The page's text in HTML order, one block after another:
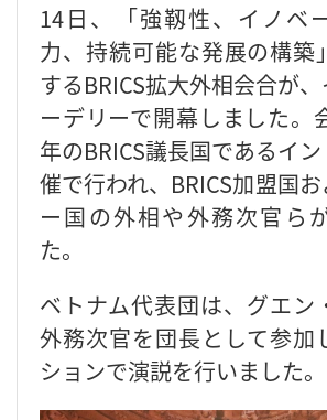
14日、「強靱性、イノベ
力、持続可能な発展の構築
するBRICS拡大外相会合が
ーデリーで開幕しました。
年のBRICS議長国であるイ
催で行われ、BRICS加盟国
ー国の外相や外務次官ら
た。
ベトナム代表団は、グエン
外務次官を団長として参加
ションで演説を行いました。